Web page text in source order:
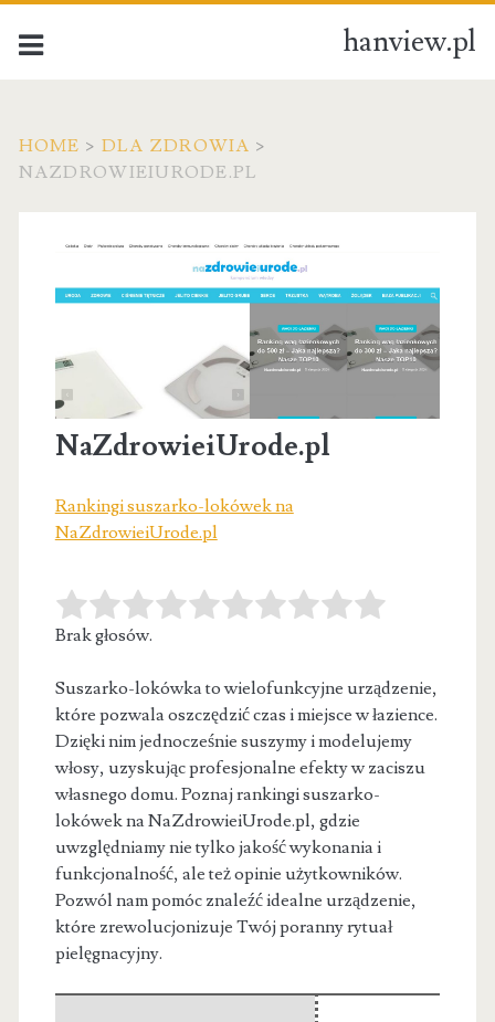
hanview.pl
HOME > DLA ZDROWIA >
NAZDROWIEIURODE.PL
NaZdrowieiUrode.pl
Rankingi suszarko-lokówek na
NaZdrowieiUrode.pl
Brak głosów.
Suszarko-lokówka to wielofunkcyjne urządzenie,
które pozwala oszczędzić czas i miejsce w łazience.
Dzięki nim jednocześnie suszymy i modelujemy
włosy, uzyskującprofesjonalne efekty w zaciszu
własnego domu. Poznaj rankingi suszarko-
lokówek na NaZdrowieiUrode.pl, gdzie
uwzględniamy nie tylko jakość wykonania i
funkcjonalność, ale też opinie użytkowników.
Pozwól nam pomóc znaleźć idealne urządzenie,
które zrewolucjonizuje Twój poranny rytuał
pielęgnacyjny.